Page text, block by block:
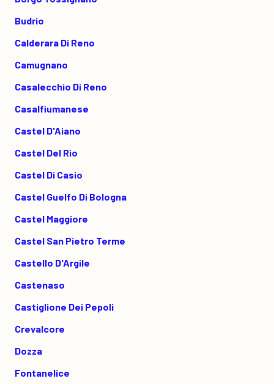
Budrio
Calderara Di Reno
Camugnano
Casalecchio Di Reno
Casalfiumanese
Castel D'Aiano
Castel Del Rio
Castel Di Casio
Castel Guelfo Di Bologna
Castel Maggiore
Castel San Pietro Terme
Castello D'Argile
Castenaso
Castiglione Dei Pepoli
Crevalcore
Dozza
Fontanelice